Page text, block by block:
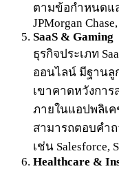
ตามข้อกำหนดแ
JPMorgan
SaaS & Gaming
ธุรกิจประเภท
ออนไลน์ มีฐานลู
เขาคาดหวังกา
ภายในแอปพลิเ
สามารถตอบคำ
เช่น Salesforce,
Healthcare &